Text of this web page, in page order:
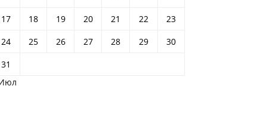
17
18 19 20 21 22
23
24
25 26 27 28 29
30
31